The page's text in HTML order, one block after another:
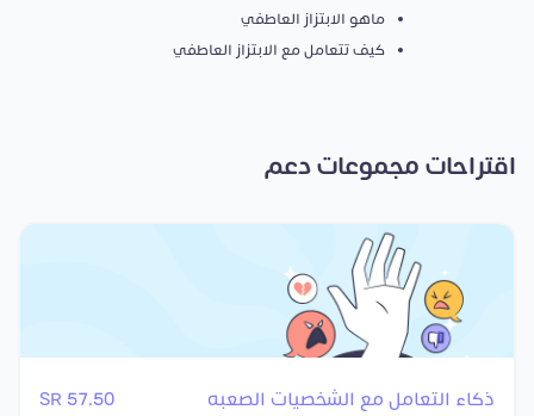
ماهو الابتزاز العاطفي
كيف تتعامل مع الابتزاز العاطفي
اقتراحات مجموعات دعم
ذكاء التعامل مع الشخصيات الصعبه 57.50 SR